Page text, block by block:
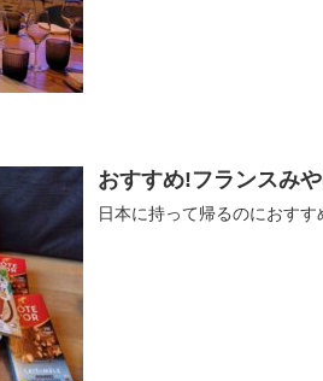
おすすめ!フランスみ
日本に持って帰るのにおす